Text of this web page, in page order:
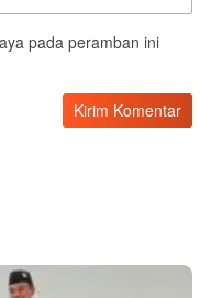
pada peramban ini